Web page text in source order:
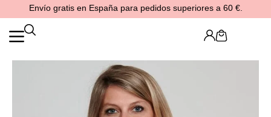
al
contenido
Envío gratis en España para pedidos superiores a 60 €.
Cart